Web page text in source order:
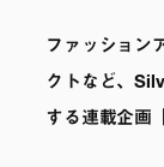
ファッション
クトなど、
する連載企画